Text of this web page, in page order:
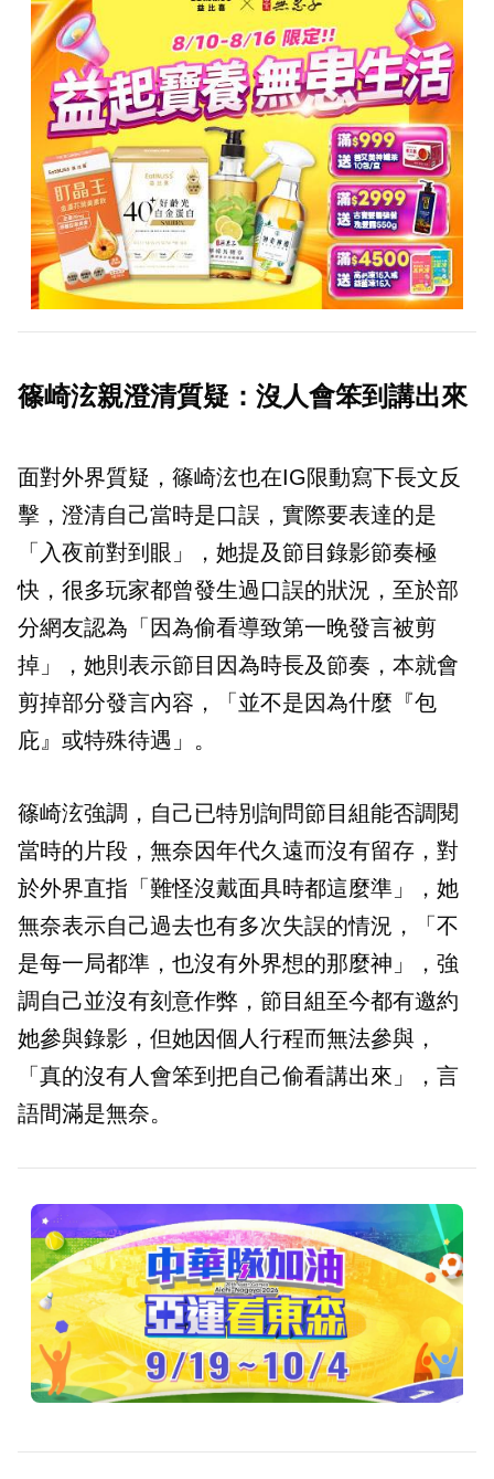
篠崎泫親澄清質疑：沒人會笨到講出來
面對外界質疑，篠崎泫也在IG限動寫下長文反
擊，澄清自己當時是口誤，實際要表達的是
「入夜前對到眼」，她提及節目錄影節奏極
快，很多玩家都曾發生過口誤的狀況，至於部
分網友認為「因為偷看導致第一晚發言被剪
掉」，她則表示節目因為時長及節奏，本就會
剪掉部分發言內容，「並不是因為什麼『包
庇』或特殊待遇」。
篠崎泫強調，自己已特別詢問節目組能否調閱
當時的片段，無奈因年代久遠而沒有留存，對
於外界直指「難怪沒戴面具時都這麼準」，她
無奈表示自己過去也有多次失誤的情況，「不
是每一局都準，也沒有外界想的那麼神」，強
調自己並沒有刻意作弊，節目組至今都有邀約
她參與錄影，但她因個人行程而無法參與，
「真的沒有人會笨到把自己偷看講出來」，言
語間滿是無奈。